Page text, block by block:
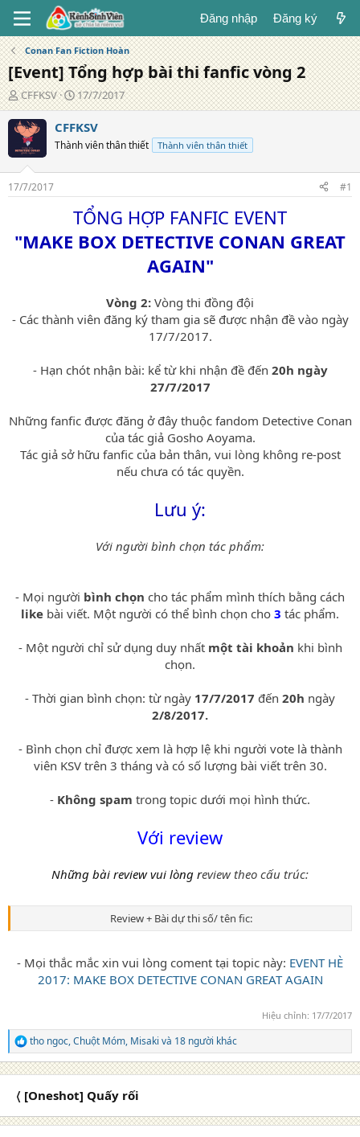
Đăng nhập Đăng ký
Conan Fan Fiction Hoàn
[Event] Tổng hợp bài thi fanfic vòng 2
T
á
c
g
i
ả
CFFKSV
N
g
à
y
đ
g
17/7/2017
CFFKSV
Thành viên thân thiết Thành viên thân thiết
17/7/2017 #1
TỔNG HỢP FANFIC EVENT
"MAKE BOX DETECTIVE CONAN GREAT
AGAIN"
Vòng 2: Vòng thi đồng đội
- Các thành viên đăng ký tham gia sẽ được nhận đề vào ngày
17/7/2017.
- Hạn chót nhận bài: kể từ khi nhận đề đến 20h ngày
27/7/2017
Những fanfic được đăng ở đây thuộc fandom Detective Conan
của tác giả Gosho Aoyama.
Tác giả sở hữu fanfic của bản thân, vui lòng không re-post
nếu chưa có tác quyền.
Lưu ý:
Với người bình chọn tác phẩm:
- Mọi người bình chọn cho tác phẩm mình thích bằng cách
like bài viết. Một người có thể bình chọn cho 3 tác phẩm.
- Một người chỉ sử dụng duy nhất một tài khoản khi bình
chọn.
- Thời gian bình chọn: từ ngày 17/7/2017 đến 20h ngày
2/8/2017.
- Bình chọn chỉ được xem là hợp lệ khi người vote là thành
viên KSV trên 3 tháng và có số lượng bài viết trên 30.
- Không spam trong topic dưới mọi hình thức.
Với review
Những bài review vui lòng review theo cấu trúc:
Review + Bài dự thi số/ tên fic:
- Mọi thắc mắc xin vui lòng coment tại topic này: EVENT HÈ
2017: MAKE BOX DETECTIVE CONAN GREAT AGAIN
Hiệu chỉnh: 17/7/2017
R
e
a
o
tho ngoc,Chuột Móm, Misaki và 18 người khác
〈 [Oneshot] Quấy rối